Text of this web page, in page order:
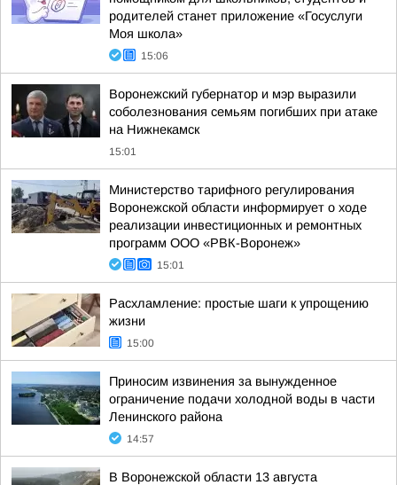
родителей станет приложение «Госуслуги
Моя школа»
15:06
Воронежский губернатор и мэр выразили
соболезнования семьям погибших при атаке
на Нижнекамск
15:01
Министерство тарифного регулирования
Воронежской области информирует о ходе
реализации инвестиционных и ремонтных
программ ООО «РВК-Воронеж»
15:01
Расхламление: простые шаги к упрощению
жизни
15:00
Приносим извинения за вынужденное
ограничение подачи холодной воды в части
Ленинского района
14:57
В Воронежской области 13 августа